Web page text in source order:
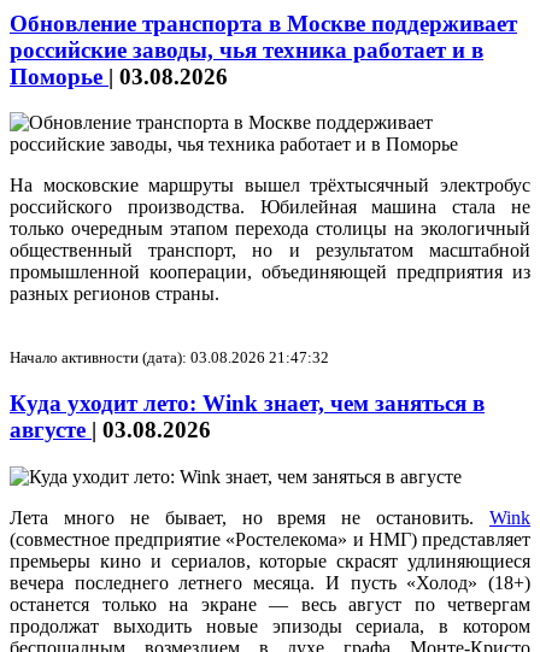
Обновление транспорта в Москве поддерживает
российские заводы, чья техника работает и в
Поморье | 03.08.2026
На московские маршруты вышел трёхтысячный электробус
российского производства. Юбилейная машина стала не
только очередным этапом перехода столицы на экологичный
общественный транспорт, но и результатом масштабной
промышленной кооперации, объединяющей предприятия из
разных регионов страны.
Начало активности (дата): 03.08.2026 21:47:32
Куда уходит лето: Wink знает, чем заняться в
августе | 03.08.2026
Лета много не бывает, но время не остановить. Wink
(совместное предприятие «Ростелекома» и НМГ) представляет
премьеры кино и сериалов, которые скрасят удлиняющиеся
вечера последнего летнего месяца. И пусть «Холод» (18+)
останется только на экране — весь август по четвергам
продолжат выходить новые эпизоды сериала, в котором
беспощадным возмездием в духе графа Монте-Кристо